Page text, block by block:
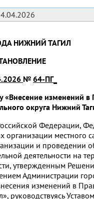
НИЖНИЙ ТАГИЛ
№ 64-ПГ_
изменений в
округа Нижний
Федерации,
местного
и проведении
деятельности на
утвержденным
Администрации
изменений в
руководствуясь